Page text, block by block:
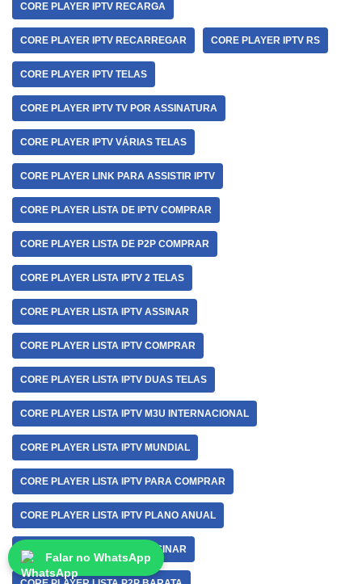
CORE PLAYER IPTV RECARGA
CORE PLAYER IPTV RECARREGAR CORE PLAYER IPTV RS
CORE PLAYER IPTV TELAS
CORE PLAYER IPTV TV POR ASSINATURA
CORE PLAYER IPTV VÁRIAS TELAS
CORE PLAYER LINK PARA ASSISTIR IPTV
CORE PLAYER LISTA DE IPTV COMPRAR
CORE PLAYER LISTA DE P2P COMPRAR
CORE PLAYER LISTA IPTV 2 TELAS
CORE PLAYER LISTA IPTV ASSINAR
CORE PLAYER LISTA IPTV COMPRAR
CORE PLAYER LISTA IPTV DUAS TELAS
CORE PLAYER LISTA IPTV M3U INTERNACIONAL
CORE PLAYER LISTA IPTV MUNDIAL
CORE PLAYER LISTA IPTV PARA COMPRAR
CORE PLAYER LISTA IPTV PLANO ANUAL
CORE PLAYER LISTA P2P ASSINAR
Falar no WhatsApp